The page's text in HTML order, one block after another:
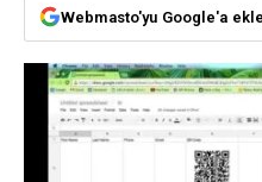
Webmasto'yu Google'a